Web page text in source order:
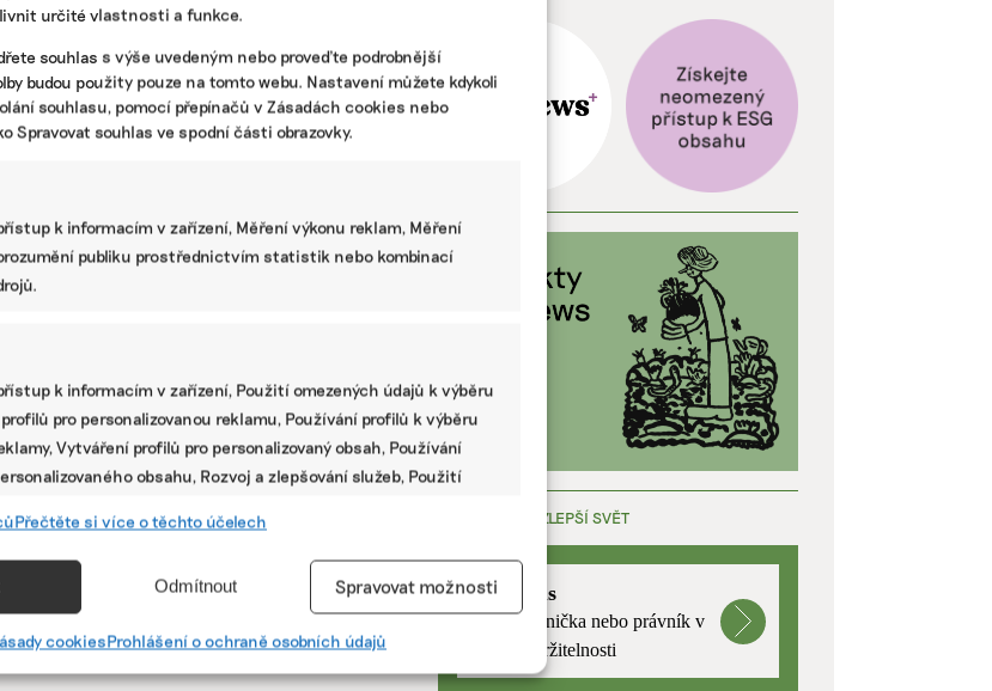
určité vlastnosti a funkce.
souhlas s výše uvedeným nebo proveďte podrobnější
budou použity pouze na tomto webu. Nastavení můžete kdykoli
souhlasu, pomocí přepínačů v Zásadách cookies nebo
souhlas ve spodní části obrazovky.
k informacím v zařízení, Měření výkonu reklam, Měření
publiku prostřednictvím statistik nebo kombinací
k informacím v zařízení, Použití omezených údajů k výběru
pro personalizovanou reklamu, Používání profilů k výběru
Vytváření profilů pro personalizovaný obsah, Používání
obsahu, Rozvoj a zlepšování služeb, Použití
údajů z jiných zdrojů údajů, Propojení různých
zařízení na základě automaticky přenášených
Přečtěte si více o těchto účelech
Odmítnout Spravovat možnosti
cookiesProhlášení o ochraně osobních údajů
oproti průmyslově vyráběnému pouze
...
,hnojiva, kompost,zemědělství
PRÁCE, KTERÁ ZLEPŠÍ SVĚT
mutualus
Stáž: právnička nebo právník v
oblasti udržitelnosti